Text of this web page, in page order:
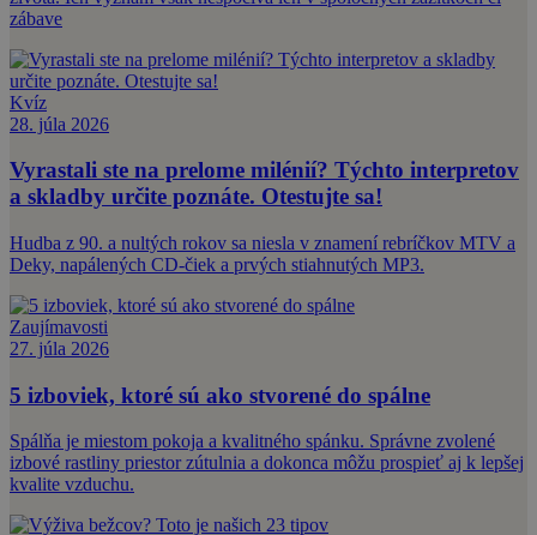
zábave
Kvíz
28. júla 2026
Vyrastali ste na prelome milénií? Týchto interpretov
a skladby určite poznáte. Otestujte sa!
Hudba z 90. a nultých rokov sa niesla v znamení rebríčkov MTV a
Deky, napálených CD-čiek a prvých stiahnutých MP3.
Zaujímavosti
27. júla 2026
5 izboviek, ktoré sú ako stvorené do spálne
Spálňa je miestom pokoja a kvalitného spánku. Správne zvolené
izbové rastliny priestor zútulnia a dokonca môžu prospieť aj k lepšej
kvalite vzduchu.